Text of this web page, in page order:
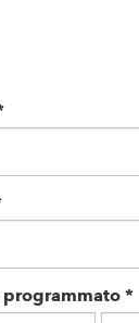
programmato *